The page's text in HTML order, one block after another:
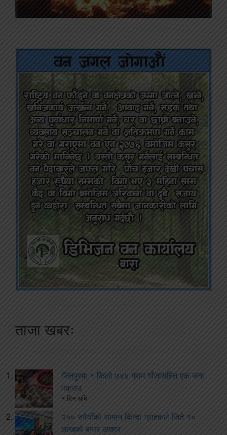
ताजा खबरः
जितपुरमा १ किलो ७४४ ग्राम गाँजासहित एक जना
पक्राउ
१ दिन अघि
२५० रुपैयाँको सामान किन्दा ग्राहकले जिते १०
लाखको बम्पर उपहार